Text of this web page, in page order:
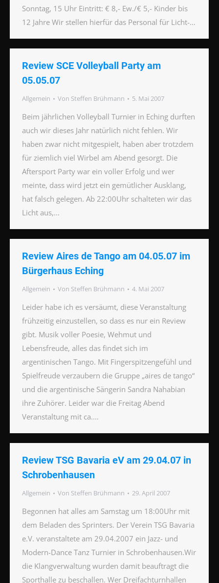
Sonntag, 15 Uhr Eintritt: € 8,- Ew./€ 5,- Kinder bis
12 Jahre Wir stellen hierfür das Personal für Licht-…
Review SCE Volleyball Party am
05.05.07
Allgemein Von Steffen Brühmann 5. Mai 2007
Beim jährlichen Volleyball Turnier in Eching durften
auch wir dieses Jahr natürlich nicht fehlen. Wir
haben zwar nicht mitgespielt, haben aber trotzdem
für ziemlich viel Wirbel am Abend gesorgt. Die
Aftersport Party war ein voller Erfolg und wer
meinte, dass wird jetzt ein gemütlicher Ausklang,
hat falsch gelegen. Ab 22:00Uhr schalteten wir das
Licht aus,…
Review Aires de Tango am 04.05.07 im
Bürgerhaus Eching
Allgemein Von Steffen Brühmann 4. Mai 2007
Leider habe ich es versäumt, diese Veranstaltung
frühzeitig einzustellen, so dass es nur ein Review
gibt. Musik voller Poesie, Wehmut und
Lebensfreude, alles das findet sich im
argentinischen Tango. Mit Fingerspitzengefühl und
Spielfreude verzaubern die Gruppe „aires de tango“
und die argentinische Sängerin Sandra Nahabian
ihre Zuhörer. Leider war die Freitag Abend
Veranstaltung mit ca.…
Review TSG Bavaria eV am 29.04.07 in
Schrobenhausen
Allgemein Von Steffen Brühmann 29. April 2007
Begonnen hat alles am Samstag um 18:00Uhr mit
dem Beladen des Sprinters. Der Verein TSG Bavaria
e.V. veranstaltete am 29.04.2007 ein Jazz- und
Modern-Dance Tanz Turnier in Schrobenhausen.Wir
die Klangverwaltung wurden damit beauftragt die
Sporthalle zu beschallen. Wer Dreifachturnhallen